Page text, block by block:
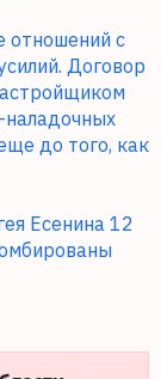
отношений с
Договор
наладочных
до того, как
Есенина 12